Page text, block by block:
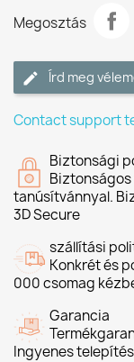
Megosztás
Írd meg
Contact support
Biztonsági
Biztonságos
tanúsítvánnyal.
3D Secure
szállítási
Konkrét és
000 csomag
Garancia
Ingyenes